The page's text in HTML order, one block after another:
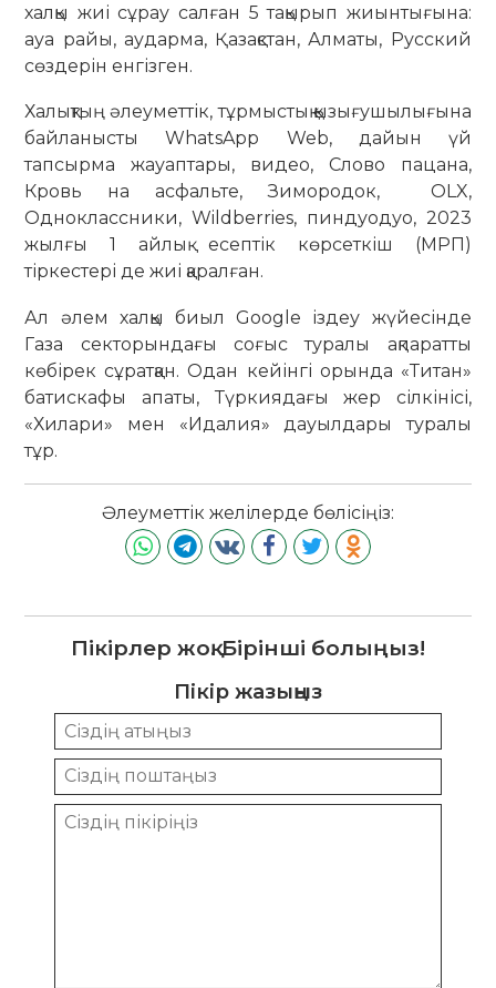
халқы жиі сұрау салған 5 тақырып жиынтығына:
ауа райы, аударма, Қазақстан, Алматы, Русский
сөздерін енгізген.
Халықтың әлеуметтік, тұрмыстық қызығушылығына
байланысты WhatsApp Web, дайын үй
тапсырма жауаптары, видео, Слово пацана,
Кровь на асфальте, Зимородок, OLX,
Одноклассники, Wildberries, пиндуодуо, 2023
жылғы 1 айлық есептік көрсеткіш (МРП)
тіркестері де жиі қаралған.
Ал әлем халқы биыл Google іздеу жүйесінде
Газа секторындағы соғыс туралы ақпаратты
көбірек сұратқан. Одан кейінгі орында «Титан»
батискафы апаты, Түркиядағы жер сілкінісі,
«Хилари» мен «Идалия» дауылдары туралы
тұр.
Әлеуметтік желілерде бөлісіңіз:
Пікірлер жоқ. Бірінші болыңыз!
Пікір жазыңыз